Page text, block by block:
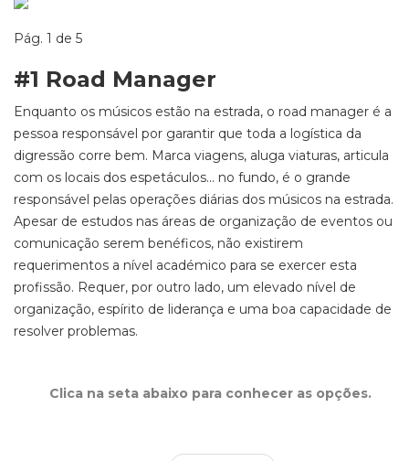
Pág. 1 de 5
#1 Road Manager
Enquanto os músicos estão na estrada, o road manager é a
pessoa responsável por garantir que toda a logística da
digressão corre bem. Marca viagens, aluga viaturas, articula
com os locais dos espetáculos... no fundo, é o grande
responsável pelas operações diárias dos músicos na estrada.
Apesar de estudos nas áreas de organização de eventos ou
comunicação serem benéficos, não existirem
requerimentos a nível académico para se exercer esta
profissão. Requer, por outro lado, um elevado nível de
organização, espírito de liderança e uma boa capacidade de
resolver problemas.
Clica na seta abaixo para conhecer as opções.